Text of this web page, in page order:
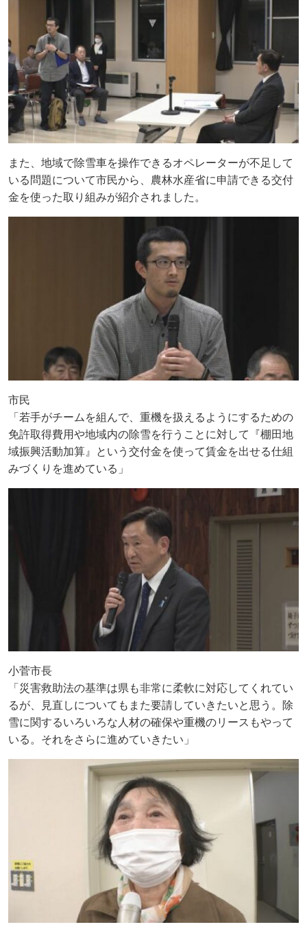
また、地域で除雪車を操作できるオペレーターが不足して
いる問題について市民から、農林水産省に申請できる交付
金を使った取り組みが紹介されました。
市民
「若手がチームを組んで、重機を扱えるようにするための
免許取得費用や地域内の除雪を行うことに対して『棚田地
域振興活動加算』という交付金を使って賃金を出せる仕組
みづくりを進めている」
小菅市長
「災害救助法の基準は県も非常に柔軟に対応してくれてい
るが、見直しについてもまた要請していきたいと思う。除
雪に関するいろいろな人材の確保や重機のリースもやって
いる。それをさらに進めていきたい」